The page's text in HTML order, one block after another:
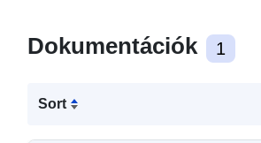
Dokumentációk 1
Sort